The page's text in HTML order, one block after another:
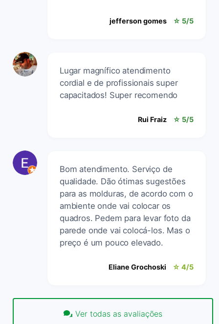
jefferson gomes ☆ 5/5
Lugar magnífico atendimento
cordial e de profissionais super
capacitados! Super recomendo
Rui Fraiz ☆ 5/5
Bom atendimento. Serviço de
qualidade. Dão ótimas sugestões
para as molduras, de acordo com o
ambiente onde vai colocar os
quadros. Pedem para levar foto da
parede onde vai colocá-los. Mas o
preço é um pouco elevado.
Eliane Grochoski ☆ 4/5
Ver todas as avaliações